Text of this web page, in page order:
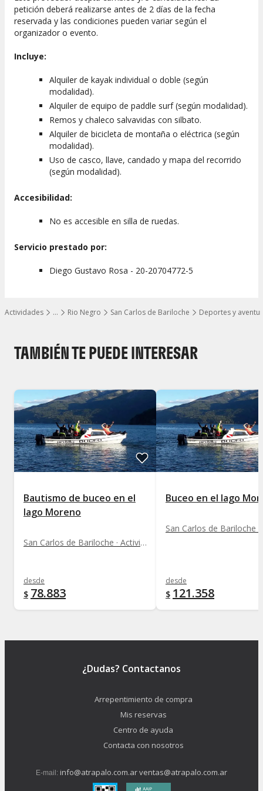
…
Mostrar todos los niveles
Actividades Rio Negro San Carlos de Bariloche Deportes y
bicicleta de montaña, donde se despliegan panorámicas de la
isla Centinelay delcerro López.
La visita a la histórica
recomendadas. Asimismo, en Bariloche hay rutas singulares
que os lleve hasta elHotel Llao-Llaoy el puente sobre el
lago Moreno. ¡Las fotografías aquí serán realmente
impresionantes!
HORARIOS
Podréis disfrutar del alquiler de kayaks, paddle surf y
bicicletas en el siguiente horario:
ASPECTOS A CONSIDERAR
La altura mínima para utilizar las bicicletas es de 1,50 metros,
petición deberá realizarse antes de 2 días de la fecha
reservada y las condiciones pueden variar según el
organizador o evento.
Incluye:
Alquiler de kayak individual o doble (según
modalidad).
Alquiler de equipo de paddle surf (según modalidad).
Remos y chaleco salvavidas con silbato.
Alquiler de bicicleta de montaña o eléctrica (según
modalidad).
Uso de casco, llave, candado y mapa del recorrido
(según modalidad).
Accesibilidad:
No es accesible en silla de ruedas.
Servicio prestado por:
Diego Gustavo Rosa - 20-20704772-5
TAMBIÉN TE PUEDE INTERESAR
Bautismo de buceo en el
lago Moreno
San Carlos de Bariloche · Actividades Acuáticas
desde
$ 78.883
Buceo en el lago
desde
$ 121.358
¿Dudas? Contactanos
Arrepentimiento de compra
Mis reservas
Centro de ayuda
Contacta con nosotros
E-mail: info@atrapalo.com.arventas@atrapalo.com.ar